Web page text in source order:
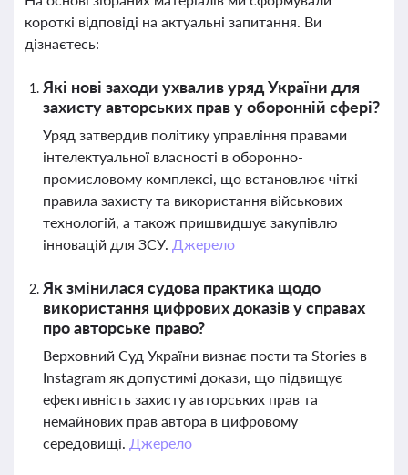
короткі відповіді на актуальні запитання. Ви
дізнаєтесь:
Які нові заходи ухвалив уряд України для
захисту авторських прав у оборонній сфері?
Уряд затвердив політику управління правами
інтелектуальної власності в оборонно-
промисловому комплексі, що встановлює чіткі
правила захисту та використання військових
технологій, а також пришвидшує закупівлю
інновацій для ЗСУ. Джерело
Як змінилася судова практика щодо
використання цифрових доказів у справах
про авторське право?
Верховний Суд України визнає пости та Stories в
Instagram як допустимі докази, що підвищує
ефективність захисту авторських прав та
немайнових прав автора в цифровому
середовищі. Джерело